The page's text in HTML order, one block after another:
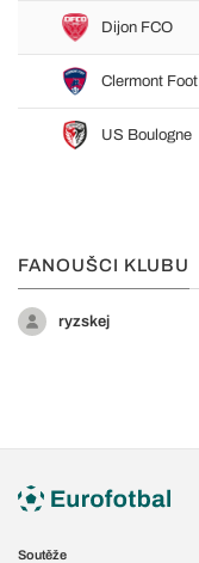
Dijon FCO
Clermont Foot
US Boulogne
FANOUŠCI KLUBU
ryzskej
Soutěže